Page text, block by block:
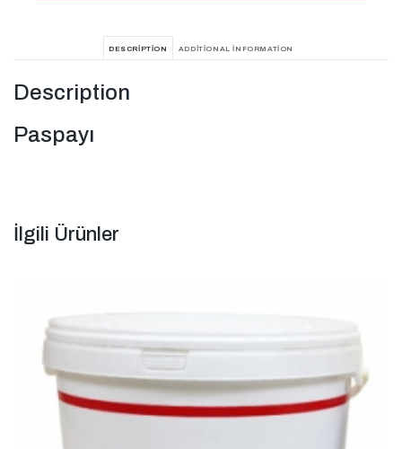
DESCRIPTION ADDITIONAL INFORMATION
Description
Paspayı
İlgili Ürünler